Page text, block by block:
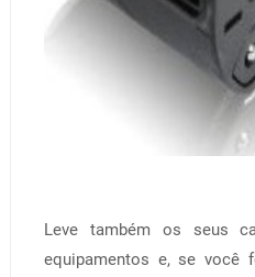
Leve também os seus
equipamentos e, se você